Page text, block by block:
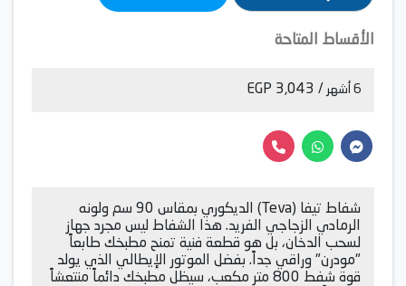
الأقساط المتاحة
6 أشهر / 3,043 EGP
شفاط تيفا (Teva) الديكوري بمقاس 90 سم ولونه
الرمادي الزجاجي الفريد. هذا الشفاط ليس مجرد جهاز
لسحب الدخان، بل هو قطعة فنية تمنح مطبخك طابعاً
"مودرن" وراقي جداً. بفضل الموتور الإيطالي الذي يولد
قوة شفط 800 متر مكعب، سيظل مطبخك دائماً منتعشاً